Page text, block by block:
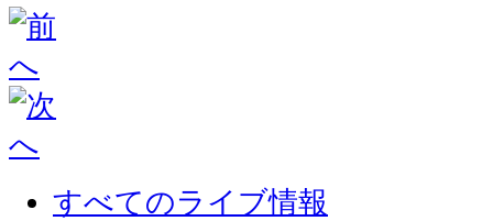
すべてのライブ情報